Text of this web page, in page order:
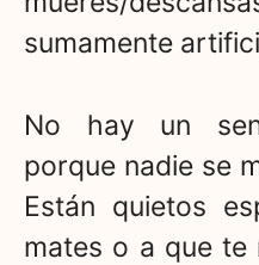
sumamente
No hay un
porque nadie se
Están quietos
mates o a que te